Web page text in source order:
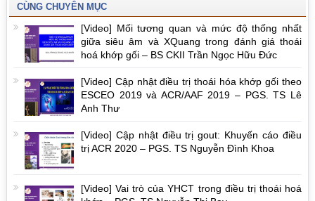
CÙNG CHUYÊN MỤC
[Video] Mối tương quan và mức độ thống nhất
giữa siêu âm và XQuang trong đánh giá thoái
hoá khớp gối – BS CKII Trần Ngọc Hữu Đức
[Video] Cập nhật điều trị thoái hóa khớp gối theo
ESCEO 2019 và ACR/AAF 2019 – PGS. TS Lê
Anh Thư
[Video] Cập nhật điều trị gout: Khuyến cáo điều
trị ACR 2020 – PGS. TS Nguyễn Đình Khoa
[Video] Vai trò của YHCT trong điều trị thoái hoá